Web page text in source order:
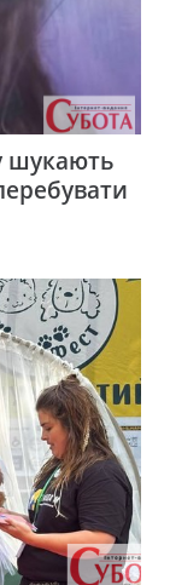
шукають